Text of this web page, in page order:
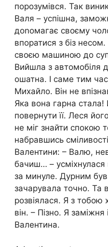
порозумівся. Так
Валя – успішна,
доnомагає своєму
впоратися з біз несом.
своєю машиною до
Вийшла з автомобіля
ошатна. І саме тим
Михайло. Він не
Яка вона гарна стала!
повернути її. Леся
не міг знайти спокою
набравшись
Валентини: – Валю,
бачиш… –
за минуле. Дурним
зачарувала точно. Та
розвіялася. Я з тобою
він. – Пізно. Я
Валентина.